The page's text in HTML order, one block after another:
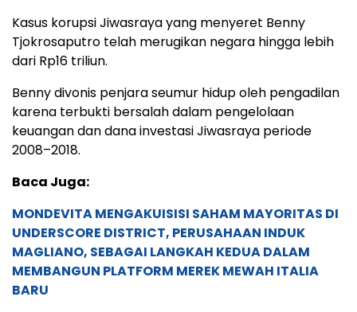
Kasus korupsi Jiwasraya yang menyeret Benny
Tjokrosaputro telah merugikan negara hingga lebih
dari Rp16 triliun.
Benny divonis penjara seumur hidup oleh pengadilan
karena terbukti bersalah dalam pengelolaan
keuangan dan dana investasi Jiwasraya periode
2008–2018.
Baca Juga:
MONDEVITA MENGAKUISISI SAHAM MAYORITAS DI
UNDERSCORE DISTRICT, PERUSAHAAN INDUK
MAGLIANO, SEBAGAI LANGKAH KEDUA DALAM
MEMBANGUN PLATFORM MEREK MEWAH ITALIA
BARU